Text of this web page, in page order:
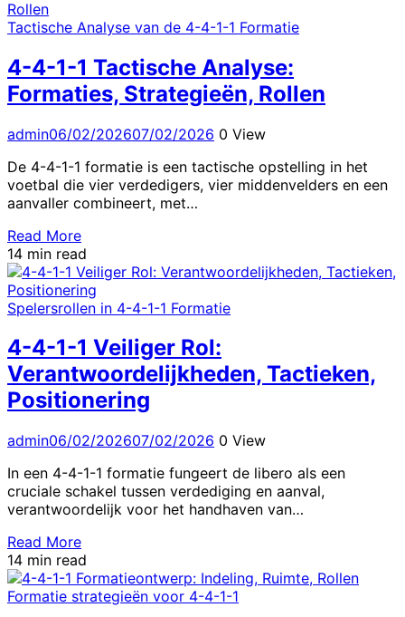
Tactische Analyse van de 4-4-1-1 Formatie
4-4-1-1 Tactische Analyse:
Formaties, Strategieën, Rollen
admin06/02/202607/02/2026 0 View
De 4-4-1-1 formatie is een tactische opstelling in het
voetbal die vier verdedigers, vier middenvelders en een
aanvaller combineert, met…
Read More
14 min read
Spelersrollen in 4-4-1-1 Formatie
4-4-1-1 Veiliger Rol:
Verantwoordelijkheden, Tactieken,
Positionering
admin06/02/202607/02/2026 0 View
In een 4-4-1-1 formatie fungeert de libero als een
cruciale schakel tussen verdediging en aanval,
verantwoordelijk voor het handhaven van…
Read More
14 min read
Formatie strategieën voor 4-4-1-1